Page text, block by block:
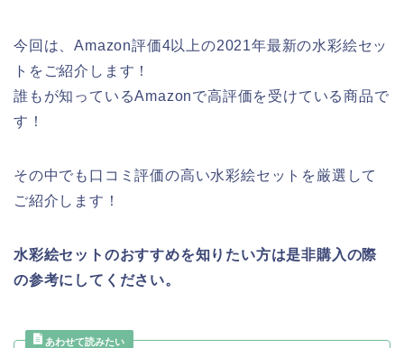
今回は、Amazon評価4以上の2021年最新の水彩絵セッ
トをご紹介します！
誰もが知っているAmazonで高評価を受けている商品で
す！
その中でも口コミ評価の高い水彩絵セットを厳選して
ご紹介します！
水彩絵セットのおすすめを知りたい方は是非購入の際
の参考にしてください。